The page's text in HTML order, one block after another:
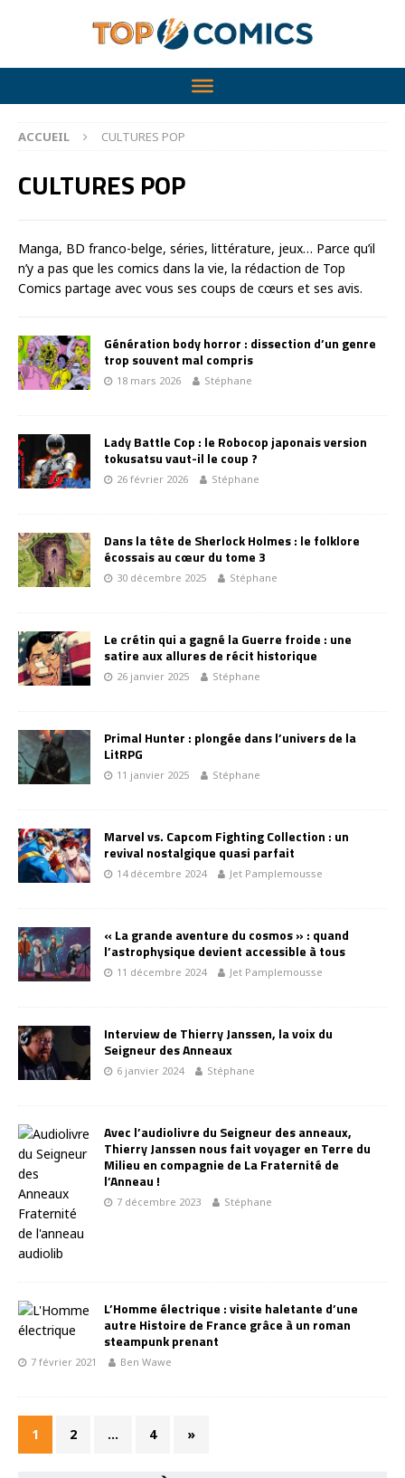
ACCUEIL CULTURES POP
CULTURES POP
Manga, BD franco-belge, séries, littérature, jeux… Parce qu’il
n’y a pas que les comics dans la vie, la rédaction de Top
Comics partage avec vous ses coups de cœurs et ses avis.
Génération body horror : dissection d’un genre
trop souvent mal compris
18 mars 2026 Stéphane
Lady Battle Cop : le Robocop japonais version
tokusatsu vaut-il le coup ?
26 février 2026 Stéphane
Dans la tête de Sherlock Holmes : le folklore
écossais au cœur du tome 3
30 décembre 2025 Stéphane
Le crétin qui a gagné la Guerre froide : une
satire aux allures de récit historique
26 janvier 2025 Stéphane
Primal Hunter : plongée dans l’univers de la
LitRPG
11 janvier 2025 Stéphane
Marvel vs. Capcom Fighting Collection : un
revival nostalgique quasi parfait
14 décembre 2024 Jet Pamplemousse
« La grande aventure du cosmos » : quand
l’astrophysique devient accessible à tous
11 décembre 2024 Jet Pamplemousse
Interview de Thierry Janssen, la voix du
Seigneur des Anneaux
6 janvier 2024 Stéphane
Avec l’audiolivre du Seigneur des anneaux,
Thierry Janssen nous fait voyager en Terre du
Milieu en compagnie de La Fraternité de
l’Anneau !
7 décembre 2023 Stéphane
L’Homme électrique : visite haletante d’une
autre Histoire de France grâce à un roman
steampunk prenant
7 février 2021 Ben Wawe
1 2 … 4 »